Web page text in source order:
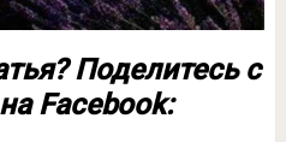
Поделитесь с
Facebook: